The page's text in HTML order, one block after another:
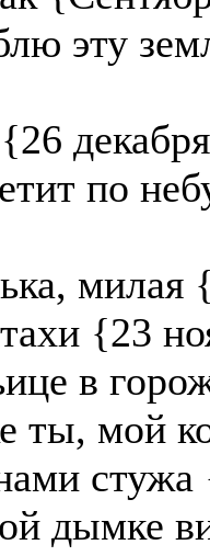
эту
по
{23
в
ты, мой
дымке